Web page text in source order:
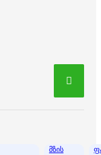
მზის